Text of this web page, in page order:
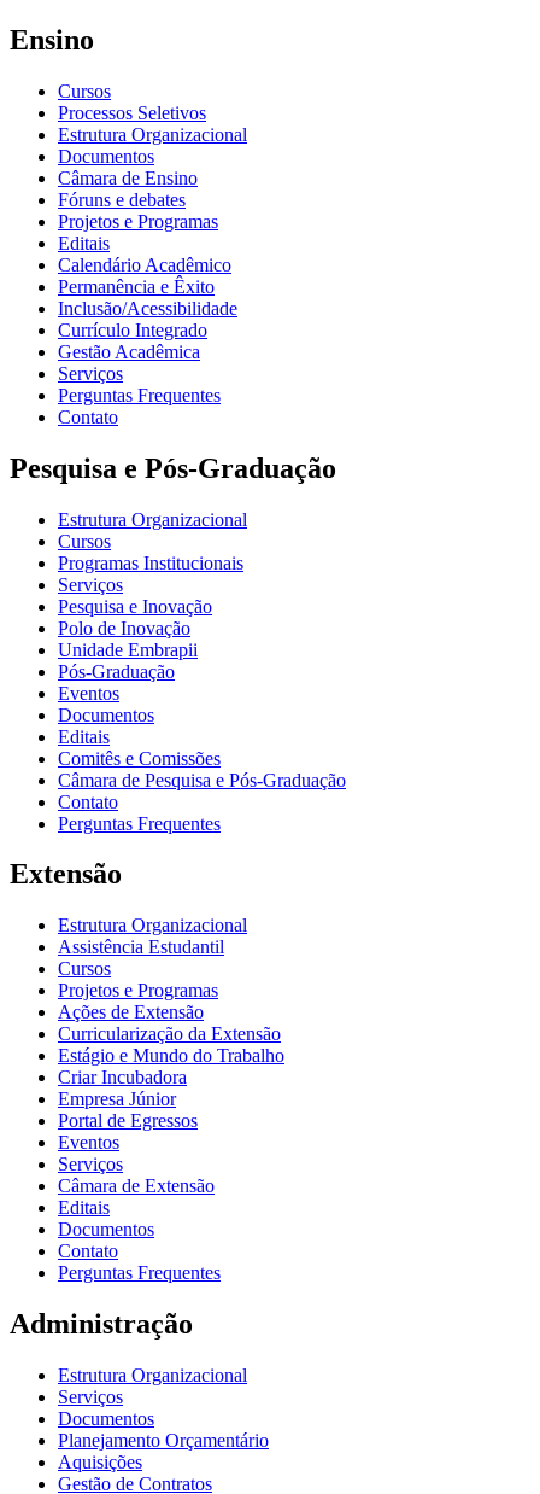
Ensino
Cursos
Processos Seletivos
Estrutura Organizacional
Documentos
Câmara de Ensino
Fóruns e debates
Projetos e Programas
Editais
Calendário Acadêmico
Permanência e Êxito
Inclusão/Acessibilidade
Currículo Integrado
Gestão Acadêmica
Serviços
Perguntas Frequentes
Contato
Pesquisa e Pós-Graduação
Estrutura Organizacional
Cursos
Programas Institucionais
Serviços
Pesquisa e Inovação
Polo de Inovação
Unidade Embrapii
Pós-Graduação
Eventos
Documentos
Editais
Comitês e Comissões
Câmara de Pesquisa e Pós-Graduação
Contato
Perguntas Frequentes
Extensão
Estrutura Organizacional
Assistência Estudantil
Cursos
Projetos e Programas
Ações de Extensão
Curricularização da Extensão
Estágio e Mundo do Trabalho
Criar Incubadora
Empresa Júnior
Portal de Egressos
Eventos
Serviços
Câmara de Extensão
Editais
Documentos
Contato
Perguntas Frequentes
Administração
Estrutura Organizacional
Serviços
Documentos
Planejamento Orçamentário
Aquisições
Gestão de Contratos